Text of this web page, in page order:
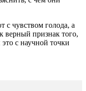
с чувством голода, а
верный признак того,
с научной точки